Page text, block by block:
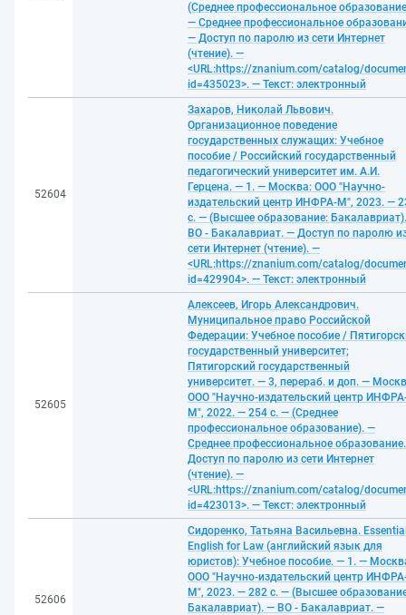
(Среднее профессиональное
— Среднее профессиональное
— Доступ по паролю из сети Интернет
(чтение). —
<URL:https://znanium.com/catalog/
id=435023>. — Текст: электронный
52604
Захаров, Николай Львович.
Организационное поведение
государственных служащих: Учебное
пособие / Российский государственный
педагогический университет им. А.И.
Герцена. — 1. — Москва: ООО "Научно-
издательский центр ИНФРА-М", 2023. —
с. — (Высшее образование:
ВО - Бакалавриат. — Доступ по паролю
сети Интернет (чтение). —
<URL:https://znanium.com/catalog/
id=429904>. — Текст: электронный
52605
Алексеев, Игорь Александрович.
Муниципальное право Российской
Федерации: Учебное пособие /
государственный университет;
Пятигорский государственный
университет. — 3, перераб. и доп. —
ООО "Научно-издательский центр
М", 2022. — 254 с. — (Среднее
профессиональное образование). —
Среднее профессиональное
Доступ по паролю из сети Интернет
(чтение). —
<URL:https://znanium.com/catalog/
id=423013>. — Текст: электронный
52606
Сидоренко, Татьяна Васильевна.
English for Law (английский язык для
юристов): Учебное пособие. — 1. —
ООО "Научно-издательский центр
М", 2023. — 282 с. — (Высшее
Бакалавриат). — ВО - Бакалавриат. —